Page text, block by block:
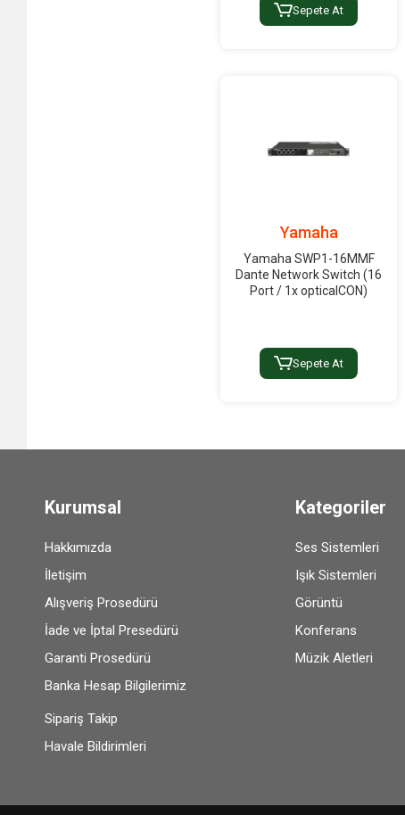
Sepete At
Yamaha
Yamaha SWP1-16MMF
Dante Network Switch (16
Port / 1x opticalCON)
Sepete At
Kurumsal
Hakkımızda
İletişim
Alışveriş Prosedürü
İade ve İptal Presedürü
Garanti Prosedürü
Banka Hesap Bilgilerimiz
Sipariş Takip
Havale Bildirimleri
Kategoriler
Ses Sistemleri
Işık Sistemleri
Görüntü
Konferans
Müzik Aletleri